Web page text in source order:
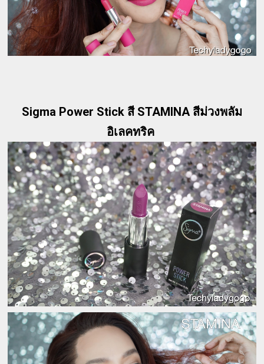
Sigma Power Stick สี STAMINA สีม่วงพลัม
อิเลคทริค